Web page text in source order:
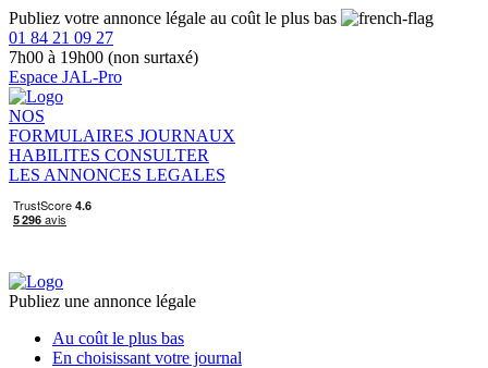
Publiez votre annonce légale au coût le plus bas
01 84 21 09 27
7h00 à 19h00 (non surtaxé)
Espace JAL-Pro
NOS
FORMULAIRES JOURNAUX
HABILITES CONSULTER
LES ANNONCES LEGALES
Publiez une annonce légale
Au coût le plus bas
En choisissant votre journal